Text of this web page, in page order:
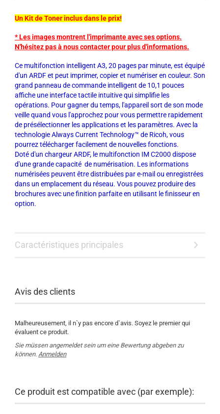
Un Kit de Toner inclus dans le prix!
* Les images montrent l'imprimante avec ses options.
N'hésitez pas à nous contacter pour plus d'informations.
Ce multifonction intelligent A3, 20 pages par minute, est équipé
d'un ARDF et peut imprimer, copier et numériser en couleur. Son
grand panneau de commande intelligent de 10,1 pouces
affiche une interface tactile intuitive qui simplifie les
opérations. Pour gagner du temps, l'appareil sort de son mode
veille quand vous l'approchez pour vous permettre rapidement
de présélectionner les applications et les paramètres. Avec la
technologie Always Current Technology™ de Ricoh, vous
pourrez télécharger facilement de nouvelles fonctions.
Doté d'un chargeur ARDF, le multifonction IM C2000 dispose
d'une grande capacité de numérisation. Les informations
numérisées peuvent être distribuées par e-mail ou enregistrées
dans un emplacement du réseau. Vous pouvez produire des
brochures avec une finition parfaite en utilisant le finisseur en
option.
Caractéristiques principales
Avis des clients
Malheureusement, il n`y pas encore d`avis. Soyez le premier qui
évaluent ce produit.
Sie müssen angemeldet sein um eine Bewertung abgeben zu
können. Anmelden
Ce produit est compatible avec (par exemple):